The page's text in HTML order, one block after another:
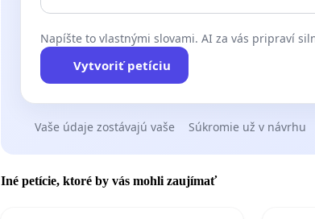
Napíšte to vlastnými slovami. AI za vás pripraví
Vytvoriť petíciu
Vaše údaje zostávajú vaše Súkromie už v návrhu
Iné petície, ktoré by vás mohli zaujímať